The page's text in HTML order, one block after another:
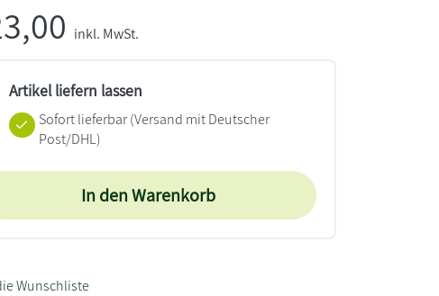
inkl. MwSt.
Artikel liefern lassen
Sofort lieferbar(Versand mit Deutscher
Post/DHL)
In den Warenkorb
Wunschliste